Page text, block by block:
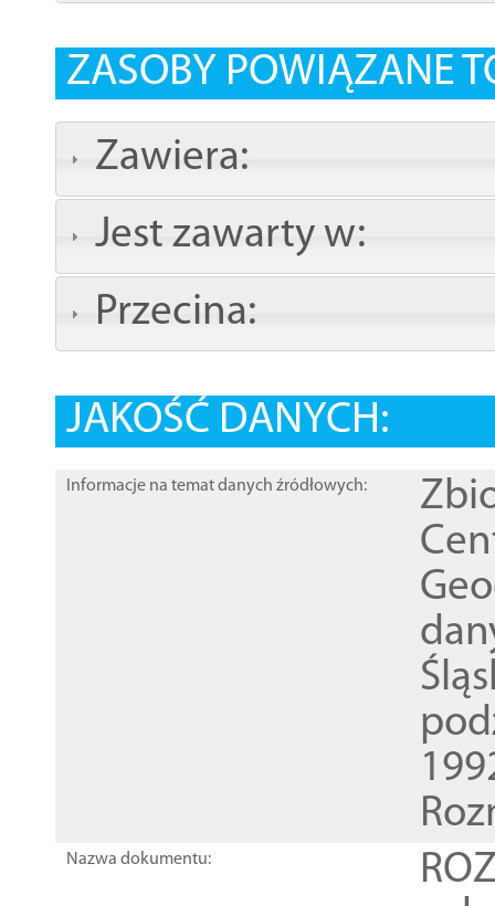
ZASOBY POWIĄZANE
Zawiera:
Jest zawarty w:
Przecina:
JAKOŚĆ DANYCH:
Informacje na temat danych źródłowych:
Nazwa dokumentu: